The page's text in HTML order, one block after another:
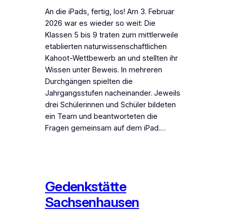
An die iPads, fertig, los! Am 3. Februar
2026 war es wieder so weit: Die
Klassen 5 bis 9 traten zum mittlerweile
etablierten naturwissenschaftlichen
Kahoot-Wettbewerb an und stellten ihr
Wissen unter Beweis. In mehreren
Durchgängen spielten die
Jahrgangsstufen nacheinander. Jeweils
drei Schülerinnen und Schüler bildeten
ein Team und beantworteten die
Fragen gemeinsam auf dem iPad.…
Gedenkstätte
Sachsenhausen